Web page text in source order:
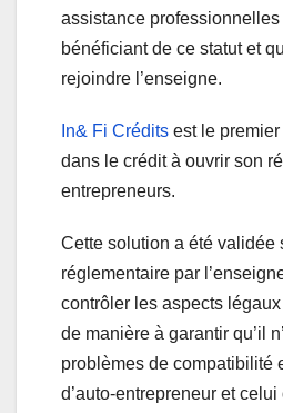
assistance
bénéficiant de ce statut et
rejoindre l’enseigne.
In& Fi Crédits est le
dans le crédit à ouvrir son
entrepreneurs.
Cette solution a été validée
réglementaire par
contrôler les aspects
de manière à garantir qu’il
problèmes de compatibilité
d’auto-entrepreneur et